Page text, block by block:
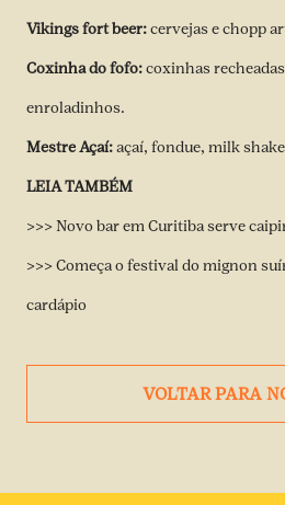
Vikings fort beer:cervejas e chopp
Coxinha do fofo:coxinhas
enroladinhos.
Mestre Açaí:açaí, fondue, milk
LEIA TAMBÉM
>>> Novo bar em Curitiba serve
>>> Começa o festival do mignon
cardápio
VOLTAR PARA